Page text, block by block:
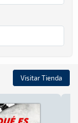
Visitar Tienda